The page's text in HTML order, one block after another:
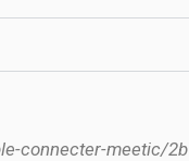
meetic/